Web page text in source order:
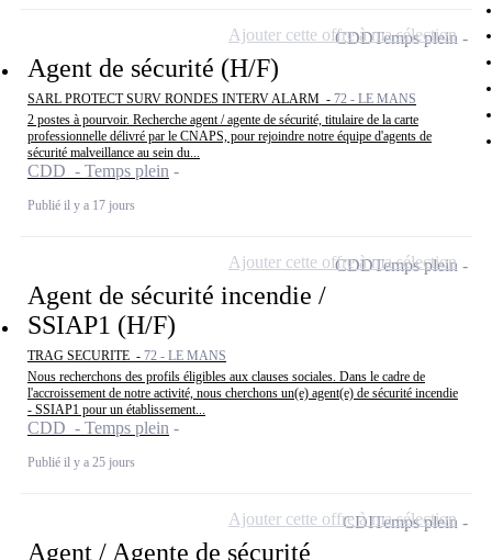
Agent de sécurité (H/F)
SARL PROTECT SURV RONDES INTERV ALARM - 72 - LE MANS
2 postes à pourvoir. Recherche agent / agente de sécurité, titulaire de la carte
professionnelle délivré par le CNAPS, pour rejoindre notre équipe d'agents de
sécurité malveillance au sein du...
CDD - Temps plein
Publié il y a 17 jours
CDDTemps plein
Ajouter cette offre à ma sélection
Agent de sécurité incendie /
SSIAP1 (H/F)
TRAG SECURITE - 72 - LE MANS
Nous recherchons des profils éligibles aux clauses sociales. Dans le cadre de
l'accroissement de notre activité, nous cherchons un(e) agent(e) de sécurité incendie
- SSIAP1 pour un établissement...
CDD - Temps plein
Publié il y a 25 jours
CDDTemps plein
Ajouter cette offre à ma sélection
Agent / Agente de sécurité
CDITemps plein
Ajouter cette offre à ma sélection